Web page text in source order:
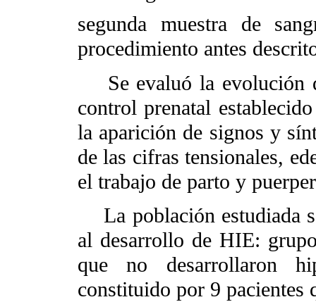
segunda muestra de
procedimiento antes
Se evaluó la evolución
control prenatal
la aparición de signos y
de las cifras tensionales,
el trabajo de parto y
La población estudiada
al desarrollo de HIE:
que no desarrollaron
constituido por 9 pacientes